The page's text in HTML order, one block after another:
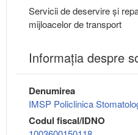
Servicii de deservire și
mijloacelor de transport
Informaţia despre
Denumirea
IMSP Policlinica
Codul fiscal/IDNO